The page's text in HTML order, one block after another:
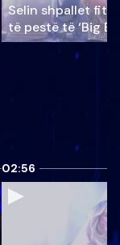
Selin shpallet
të pestë të ‘Big
02:56